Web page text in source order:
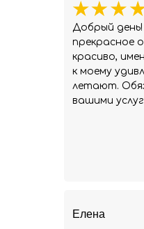
Елена
Добрый
прекрасное
красиво,
к моему
летают.
вашими